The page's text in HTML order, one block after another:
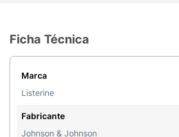
Fortalece os dentes
hálito
Hálito fresco
Ficha Técnica
Marca
Listerine
Fabricante
Johnson & Johnson